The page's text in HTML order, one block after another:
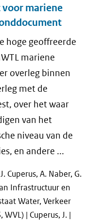
mariene
hoge geoffreerde
mariene
overleg binnen
met de
over het waar
van het
niveau van de
en andere ...
Cuperus, A. Naber, G.
Infrastructuur en
Water, Verkeer
| Cuperus, J. |